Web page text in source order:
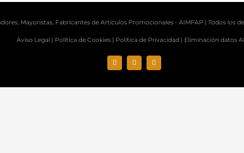
Mayoristas, Fabricantes de Artículos Promocionales - AIMFAP | Todos los
Aviso Legal | Política de Cookies | Política de Privacidad | Eliminación datos
Instagram
X LinkedIn